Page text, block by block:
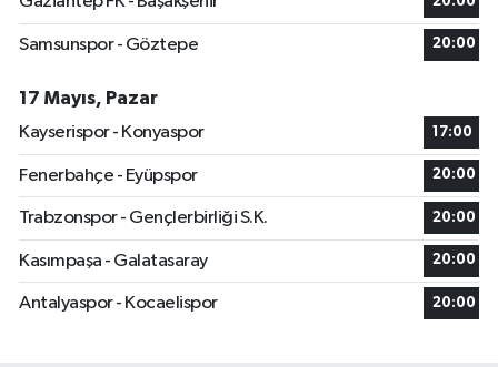
Samsunspor - Göztepe 20:00
17 Mayıs, Pazar
Kayserispor - Konyaspor
17:00
Fenerbahçe - Eyüpspor 20:00
Trabzonspor - Gençlerbirliği S.K. 20:00
Kasımpaşa - Galatasaray 20:00
Antalyaspor - Kocaelispor 20:00